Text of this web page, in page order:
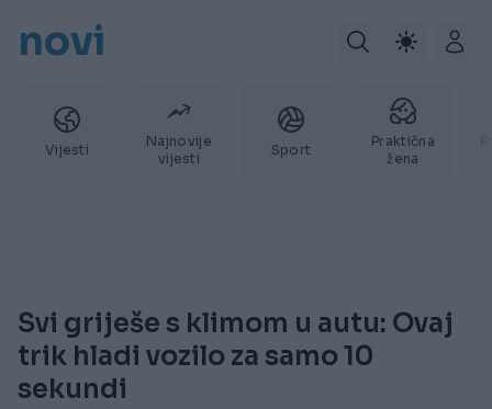
novi
Vijesti
Najnovije
vijesti
Sport
Praktična
žena
Svi griješe s klimom u autu: Ovaj
trik hladi vozilo za samo 10
sekundi